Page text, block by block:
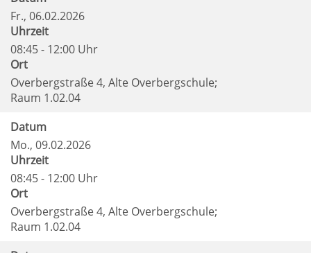
Fr., 06.02.2026
Uhrzeit
08:45 - 12:00 Uhr
Ort
Overbergstraße 4, Alte Overbergschule;
Raum 1.02.04
Datum
Mo., 09.02.2026
Uhrzeit
08:45 - 12:00 Uhr
Ort
Overbergstraße 4, Alte Overbergschule;
Raum 1.02.04